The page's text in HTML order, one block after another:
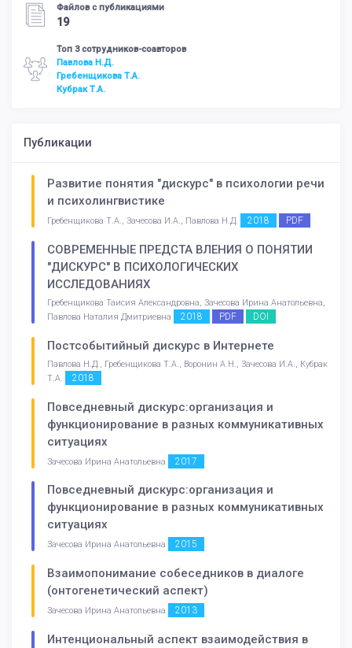
Файлов с публикациями
19
Топ 3 сотрудников-соавторов
Павлова Н.Д.
Гребенщикова Т.А.
Кубрак Т.А.
Публикации
Развитие понятия "дискурс" в психологии речи
и психолингвистике
Гребенщикова Т.А., Зачесова И.А., Павлова Н.Д. 2018 PDF
СОВРЕМЕННЫЕ ПРЕДСТА ВЛЕНИЯ О ПОНЯТИИ
"ДИСКУРС" В ПСИХОЛОГИЧЕСКИХ
ИССЛЕДОВАНИЯХ
Гребенщикова Таисия Александровна, Зачесова Ирина Анатольевна,
Павлова Наталия Дмитриевна
2018 PDF DOI
Постсобытийный дискурс в Интернете
Павлова Н.Д., Гребенщикова Т.А., Воронин А.Н., Зачесова И.А., Кубрак
Т.А.
2018
Повседневный дискурс:организация и
функционирование в разных коммуникативных
ситуациях
Зачесова Ирина Анатольевна 2017
Повседневный дискурс:организация и
функционирование в разных коммуникативных
ситуациях
Зачесова Ирина Анатольевна 2015
Взаимопонимание собеседников в диалоге
(онтогенетический аспект)
Зачесова Ирина Анатольевна 2013
Интенциональный аспект взаимодействия в